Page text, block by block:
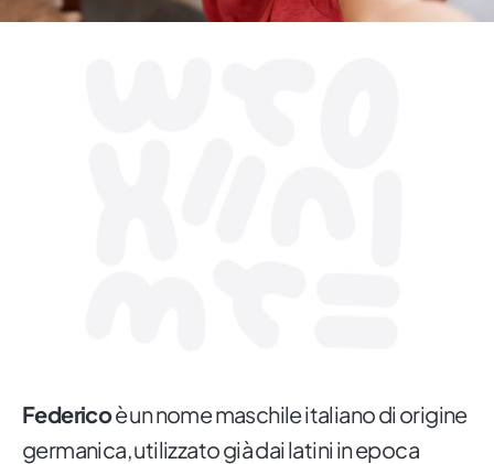
Federicoè un nome maschile italiano di origine
germanica, utilizzato già dai latini in epoca